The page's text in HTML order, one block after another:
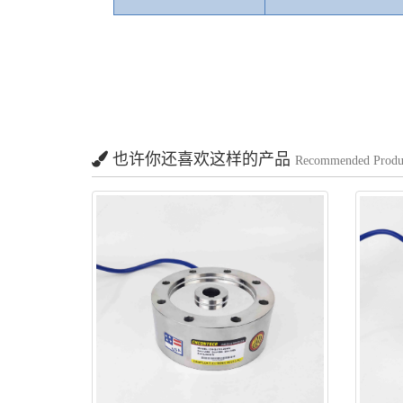
也许你还喜欢这样的产品 Recommended